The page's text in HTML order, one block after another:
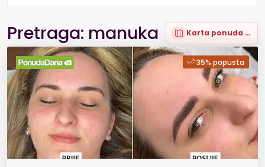
Pretraga: manuka Karta ponuda (24)
35% popusta